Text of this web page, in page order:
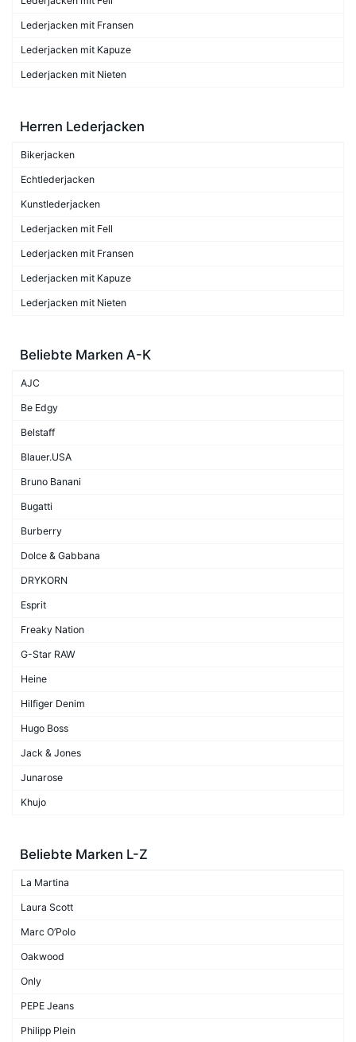
Lederjacken mit Fransen
Lederjacken mit Kapuze
Lederjacken mit Nieten
Herren Lederjacken
Bikerjacken
Echtlederjacken
Kunstlederjacken
Lederjacken mit Fell
Lederjacken mit Fransen
Lederjacken mit Kapuze
Lederjacken mit Nieten
Beliebte Marken A-K
AJC
Be Edgy
Belstaff
Blauer.USA
Bruno Banani
Bugatti
Burberry
Dolce & Gabbana
DRYKORN
Esprit
Freaky Nation
G-Star RAW
Heine
Hilfiger Denim
Hugo Boss
Jack & Jones
Junarose
Khujo
Beliebte Marken L-Z
La Martina
Laura Scott
Marc O’Polo
Oakwood
Only
PEPE Jeans
Philipp Plein